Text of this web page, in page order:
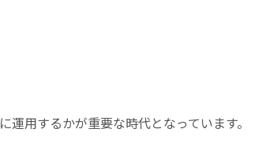
用するかが重要な時代となっています。